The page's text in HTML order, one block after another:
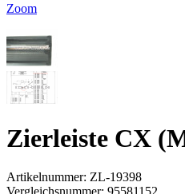
Zoom
Zierleiste CX
Artikelnummer: ZL-19398